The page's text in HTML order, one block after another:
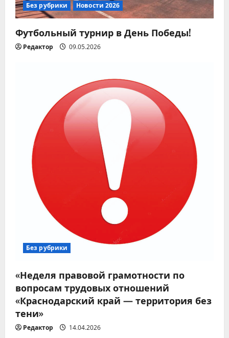
Без рубрики Новости 2026
Футбольный турнир в День Победы!
Редактор 09.05.2026
Без рубрики
«Неделя правовой грамотности по
вопросам трудовых отношений
«Краснодарский край — территория без
тени»
Редактор 14.04.2026